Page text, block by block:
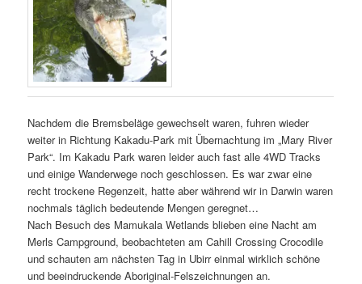
Nachdem die Bremsbeläge gewechselt waren, fuhren wieder
weiter in Richtung Kakadu-Park mit Übernachtung im „Mary River
Park“. Im Kakadu Park waren leider auch fast alle 4WD Tracks
und einige Wanderwege noch geschlossen. Es war zwar eine
recht trockene Regenzeit, hatte aber während wir in Darwin waren
nochmals täglich bedeutende Mengen geregnet…
Nach Besuch des Mamukala Wetlands blieben eine Nacht am
Merls Campground, beobachteten am Cahill Crossing Crocodile
und schauten am nächsten Tag in Ubirr einmal wirklich schöne
und beeindruckende Aboriginal-Felszeichnungen an.